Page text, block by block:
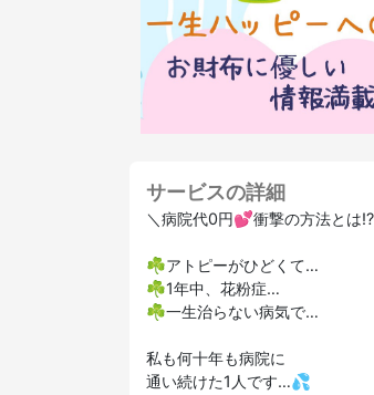
サービスの詳細
＼病院代0円💕衝撃の方法とは
☘️アトピーがひどくて…
☘️1年中、花粉症…
☘️一生治らない病気で…
私も何十年も病院に
通い続けた1人です…💦